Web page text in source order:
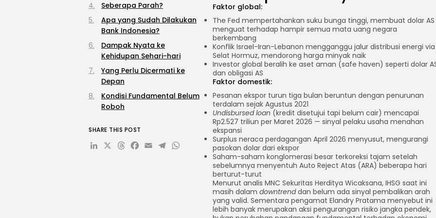
Faktor global:
The Fed mempertahankan suku bunga tinggi, membuat dolar AS
menguat terhadap hampir semua mata uang negara
berkembang
Konflik Israel-Iran-Lebanon mengganggu jalur distribusi energi via
Selat Hormuz, mendorong harga minyak naik
Investor global beralih ke aset aman (safe haven) seperti dolar
dan obligasi AS
Faktor domestik:
Pesanan ekspor turun tiga bulan beruntun dengan penurunan
terdalam sejak Agustus 2021
Undisbursed loan (kredit disetujui tapi belum cair) mencapai
Rp2.527 triliun per Maret 2026 — sinyal pelaku usaha menahan
ekspansi
Surplus neraca perdagangan April 2026 menyusut, mengurangi
pasokan dolar dari ekspor
Saham-saham konglomerasi besar terkoreksi tajam setelah
sebelumnya menyentuh Auto Reject Atas (ARA) beberapa hari
berturut-turut
Menurut analis MNC Sekuritas Herditya Wicaksana, IHSG saat ini
masih dalam downtrenddan belum ada sinyal pembalikan arah
yang valid. Sementara pengamat Elandry Pratama menyebut ini
lebih banyak merupakan aksi pengurangan risiko jangka pendek,
Seberapa Parah?
Apa yang Sudah Dilakukan
Bank Indonesia?
Dampak Nyata ke
Kehidupan Sehari-hari
Yang Perlu Dicermati ke
Depan
Kondisi Fundamental Belum
Roboh
SHARE THIS POST
LinkedIn
X Threads
Facebook
Email
Telegram
WhatsApp